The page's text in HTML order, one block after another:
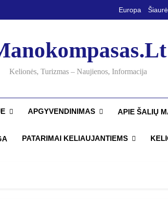
Europa
Kelionės, Turizmas – Naujienos, Informacija
APGYVENDINIMAS APIE ŠALIŲ
PATARIMAI KELIAUJANTIEMS